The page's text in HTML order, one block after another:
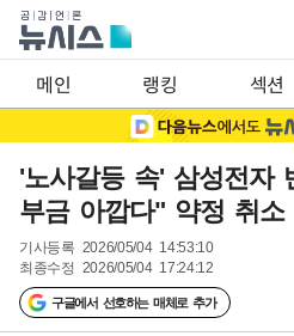
메인 랭킹 섹션
'노사갈등 속' 삼성전자
부금 아깝다" 약정 취소
기사등록 2026/05/04 14:53:10
최종수정 2026/05/04 17:24:12
구글에서 선호하는 매체로 추가